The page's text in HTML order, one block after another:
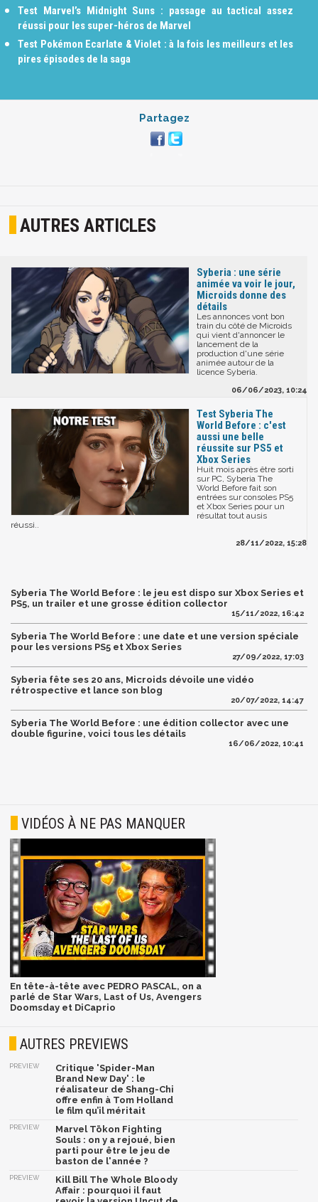
Test Marvel’s Midnight Suns : passage au tactical assez
réussi pour les super-héros de Marvel
Test Pokémon Ecarlate & Violet : à la fois les meilleurs et les
pires épisodes de la saga
Partagez
AUTRES ARTICLES
Syberia : une série
animée va voir le jour,
Microids donne des
détails
Les annonces vont bon
train du côté de Microids
qui vient d'annoncer le
lancement de la
production d'une série
animée autour de la
licence Syberia.
06/06/2023, 10:24
Test Syberia The
World Before : c'est
aussi une belle
réussite sur PS5 et
Xbox Series
Huit mois après être sorti
sur PC, Syberia The
World Before fait son
entrées sur consoles PS5
et Xbox Series pour un
résultat tout ausis
réussi..
28/11/2022, 15:28
Syberia The World Before : le jeu est dispo sur Xbox Series et
PS5, un trailer et une grosse édition collector
15/11/2022, 16:42
Syberia The World Before : une date et une version spéciale
pour les versions PS5 et Xbox Series
27/09/2022, 17:03
Syberia fête ses 20 ans, Microids dévoile une vidéo
rétrospective et lance son blog
20/07/2022, 14:47
Syberia The World Before : une édition collector avec une
double figurine, voici tous les détails
16/06/2022, 10:41
VIDÉOS À NE PAS MANQUER
En tête-à-tête avec PEDRO PASCAL, on a
parlé de Star Wars, Last of Us, Avengers
Doomsday et DiCaprio
AUTRES PREVIEWS
PREVIEW
Critique 'Spider-Man
Brand New Day' : le
réalisateur de Shang-Chi
offre enfin à Tom Holland
le film qu’il méritait
PREVIEW
Marvel Tōkon Fighting
Souls : on y a rejoué, bien
parti pour être le jeu de
baston de l'année ?
PREVIEW
Kill Bill The Whole Bloody
Affair : pourquoi il faut